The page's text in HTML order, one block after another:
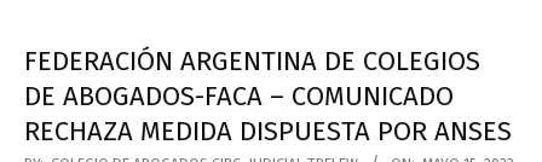
FEDERACIÓN ARGENTINA DE COLEGIOS
DE ABOGADOS-FACA – COMUNICADO
RECHAZA MEDIDA DISPUESTA POR ANSES